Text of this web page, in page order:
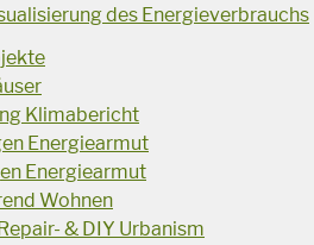
des Energieverbrauchs
Klimabericht
Energiearmut
Energiearmut
Wohnen
& DIY Urbanism